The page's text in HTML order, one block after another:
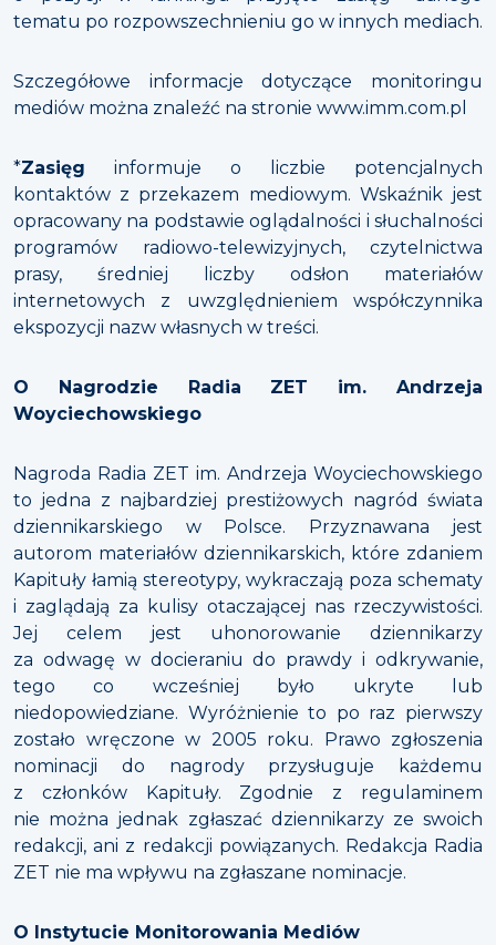
tematu po rozpowszechnieniu go w innych mediach.
Szczegółowe informacje dotyczące monitoringu
mediów można znaleźć na stronie www.imm.com.pl
*Zasięg informuje o liczbie potencjalnych
kontaktów z przekazem mediowym. Wskaźnik jest
opracowany na podstawie oglądalności i słuchalności
programów radiowo-telewizyjnych, czytelnictwa
prasy, średniej liczby odsłon materiałów
internetowych z uwzględnieniem współczynnika
ekspozycji nazw własnych w treści.
O Nagrodzie Radia ZET im. Andrzeja
Woyciechowskiego
Nagroda Radia ZET im. Andrzeja Woyciechowskiego
to jedna z najbardziej prestiżowych nagród świata
dziennikarskiego w Polsce. Przyznawana jest
autorom materiałów dziennikarskich, które zdaniem
Kapituły łamią stereotypy, wykraczają poza schematy
i zaglądają za kulisy otaczającej nas rzeczywistości.
Jej celem jest uhonorowanie dziennikarzy
za odwagę w docieraniu do prawdy i odkrywanie,
tego co wcześniej było ukryte lub
niedopowiedziane. Wyróżnienie to po raz pierwszy
zostało wręczone w 2005 roku. Prawo zgłoszenia
nominacji do nagrody przysługuje każdemu
z członków Kapituły. Zgodnie z regulaminem
nie można jednak zgłaszać dziennikarzy ze swoich
redakcji, ani z redakcji powiązanych. Redakcja Radia
ZET nie ma wpływu na zgłaszane nominacje.
O Instytucie Monitorowania Mediów